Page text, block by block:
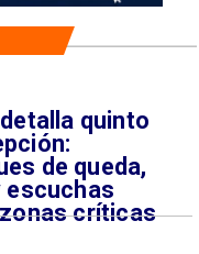
quinto
de queda,
críticas